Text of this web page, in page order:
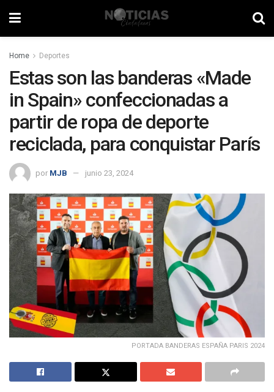
Home Deportes
Estas son las banderas «Made
in Spain» confeccionadas a
partir de ropa de deporte
reciclada, para conquistar París
por MJB junio 23, 2024
PORTADA BANDERAS ESPAÑA PARIS 2024